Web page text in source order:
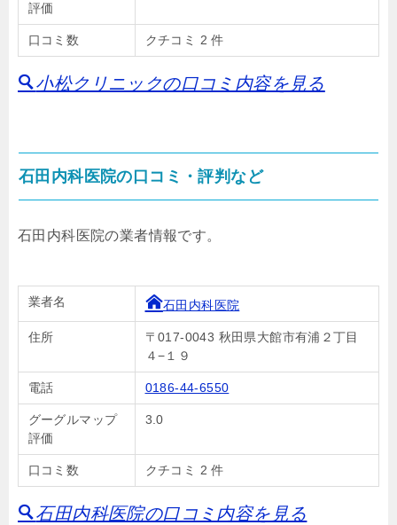
評価
口コミ数 クチコミ 2 件
小松クリニックの口コミ内容を見る
石田内科医院の口コミ・評判など
石田内科医院の業者情報です。
業者名 石田内科医院
住所
〒017-0043 秋田県大館市有浦２丁目
４−１９
電話 0186-44-6550
グーグルマップ
評価
3.0
口コミ数 クチコミ 2 件
石田内科医院の口コミ内容を見る